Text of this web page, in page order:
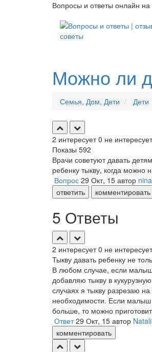
Вопросы и ответы онлайн
Можно ли
Семья, Дом, Дети Дети
2 интересует 0 не интересует
Показы 592
Врачи советуют давать
ребенку тыкву, когда можно
Вопрос 29 Окт, 15 автор nina
ответить
комментировать
5 Ответы
2 интересует 0 не интересует
Тыкву давать ребенку не
В любом случае, если
добавляю тыкву в
случаях я тыкву разрезаю
необходимости. Если малыш
больше, то можно
Ответ 29 Окт, 15 автор
комментировать